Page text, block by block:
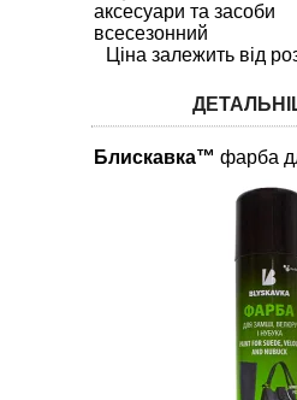
аксесуари та засоби
всесезонний
Ціна залежить від
Блискавка™ фарба